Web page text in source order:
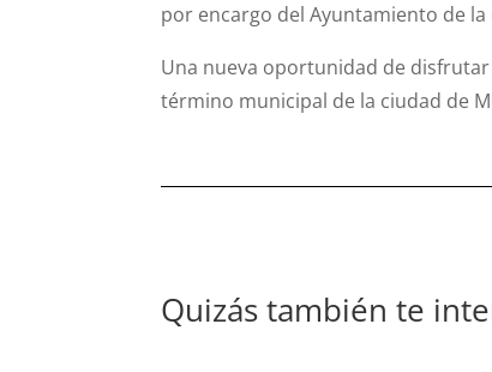
por encargo del Ayuntamiento de
Una nueva oportunidad de
término municipal de la ciudad de
Quizás también te